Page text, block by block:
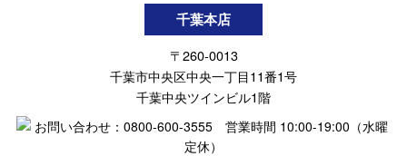
千葉本店
〒260-0013
千葉市中央区中央一丁目11番1号
千葉中央ツインビル1階